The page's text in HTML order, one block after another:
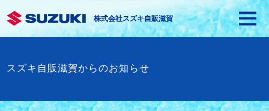
株式会社スズキ自販滋賀
スズキ自販滋賀からのお知らせ